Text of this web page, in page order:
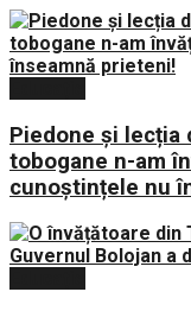
Piedone și lecția
tobogane n-am
cunoștințele nu